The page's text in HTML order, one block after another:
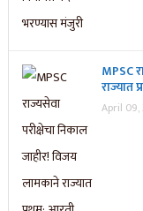
MPSC
राज्यात
April 09,